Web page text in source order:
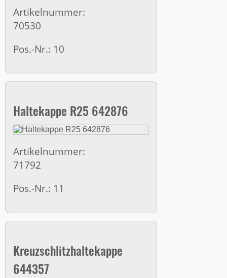
Artikelnummer:
70530
Pos.-Nr.: 10
Haltekappe R25 642876
Artikelnummer:
71792
Pos.-Nr.: 11
Kreuzschlitzhaltekappe
644357